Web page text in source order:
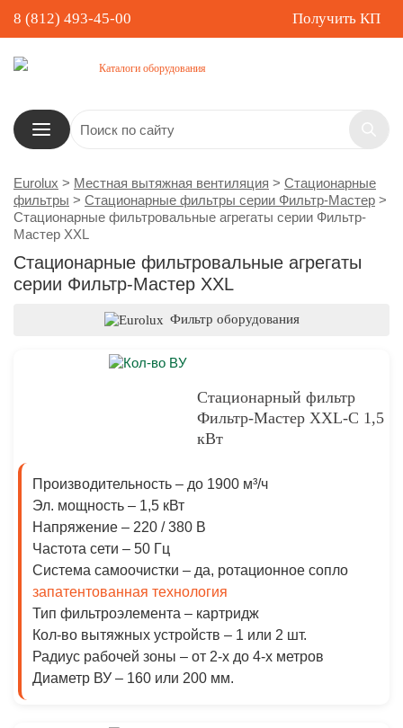
8 (812) 493-45-00 Получить КП
Каталоги оборудования
Eurolux > Местная вытяжная вентиляция > Стационарные
фильтры > Стационарные фильтры серии Фильтр-Мастер >
Стационарные фильтровальные агрегаты серии Фильтр-
Мастер XXL
Стационарные фильтровальные агрегаты
серии Фильтр-Мастер XXL
Фильтр оборудования
Стационарный фильтр
Фильтр-Мастер XXL-С 1,5
кВт
Производительность – до 1900 м³/ч
Эл. мощность – 1,5 кВт
Напряжение – 220 / 380 В
Частота сети – 50 Гц
Система самоочистки – да, ротационное сопло
запатентованная технология
Тип фильтроэлемента – картридж
Кол-во вытяжных устройств – 1 или 2 шт.
Радиус рабочей зоны – от 2-х до 4-х метров
Диаметр ВУ – 160 или 200 мм.